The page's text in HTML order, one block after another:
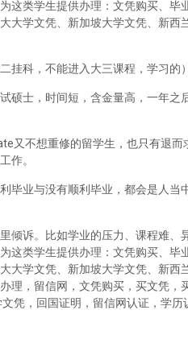
这类学生提供办理：文凭购买、毕
大学文凭、新加坡大学文凭、新西
挂科，不能进入大三课程，学习的
硕士，时间短，含金量高，一年之
又不想重修的留学生，也只有退
作。
毕业与没有顺利毕业，都会是人当
倾诉。比如学业的压力、课程难、
这类学生提供办理：文凭购买、毕
大学文凭、新加坡大学文凭、新西
理，留信网，文凭购买，买文凭，
凭，回国证明，留信网认证，学历